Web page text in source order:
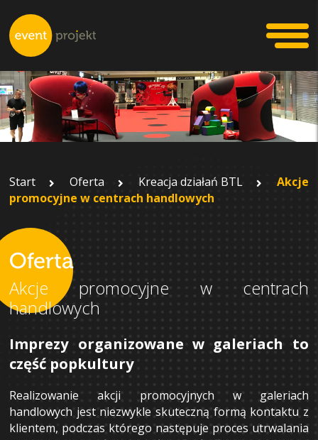
Start Oferta Kreacja działań BTL
Akcje
promocyjne w centrach handlowych
Oferta
Akcje promocyjne w centrach
handlowych
Imprezy organizowane w galeriach to
część popkultury
Realizowanie akcji promocyjnych w galeriach
handlowych jest niezwykle skuteczną formą kontaktu z
klientem, podczas którego następuje proces utrwalania